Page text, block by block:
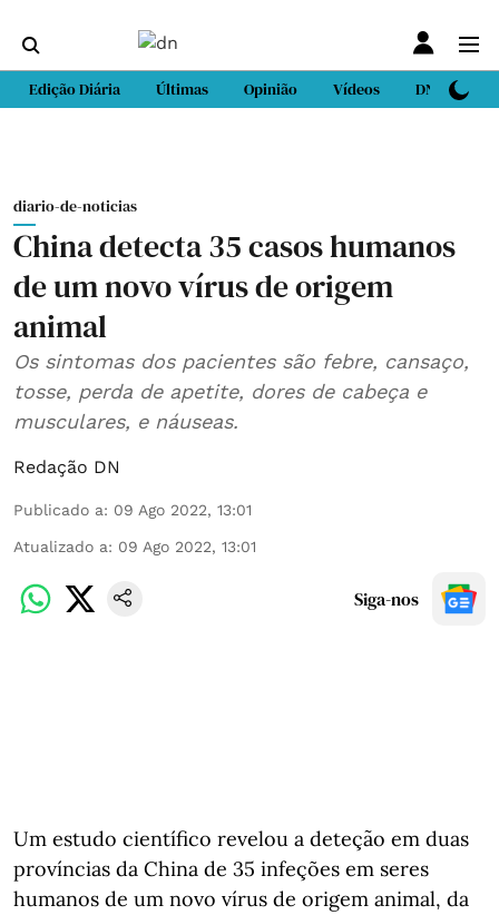
Edição Diária Últimas Opinião Vídeos DN Sport
diario-de-noticias
China detecta 35 casos humanos
de um novo vírus de origem
animal
Os sintomas dos pacientes são febre, cansaço,
tosse, perda de apetite, dores de cabeça e
musculares, e náuseas.
Redação DN
Publicado a: 09 Ago 2022, 13:01
Atualizado a: 09 Ago 2022, 13:01
Siga-nos
Um estudo científico revelou a deteção em duas
províncias da China de 35 infeções em seres
humanos de um novo vírus de origem animal, da